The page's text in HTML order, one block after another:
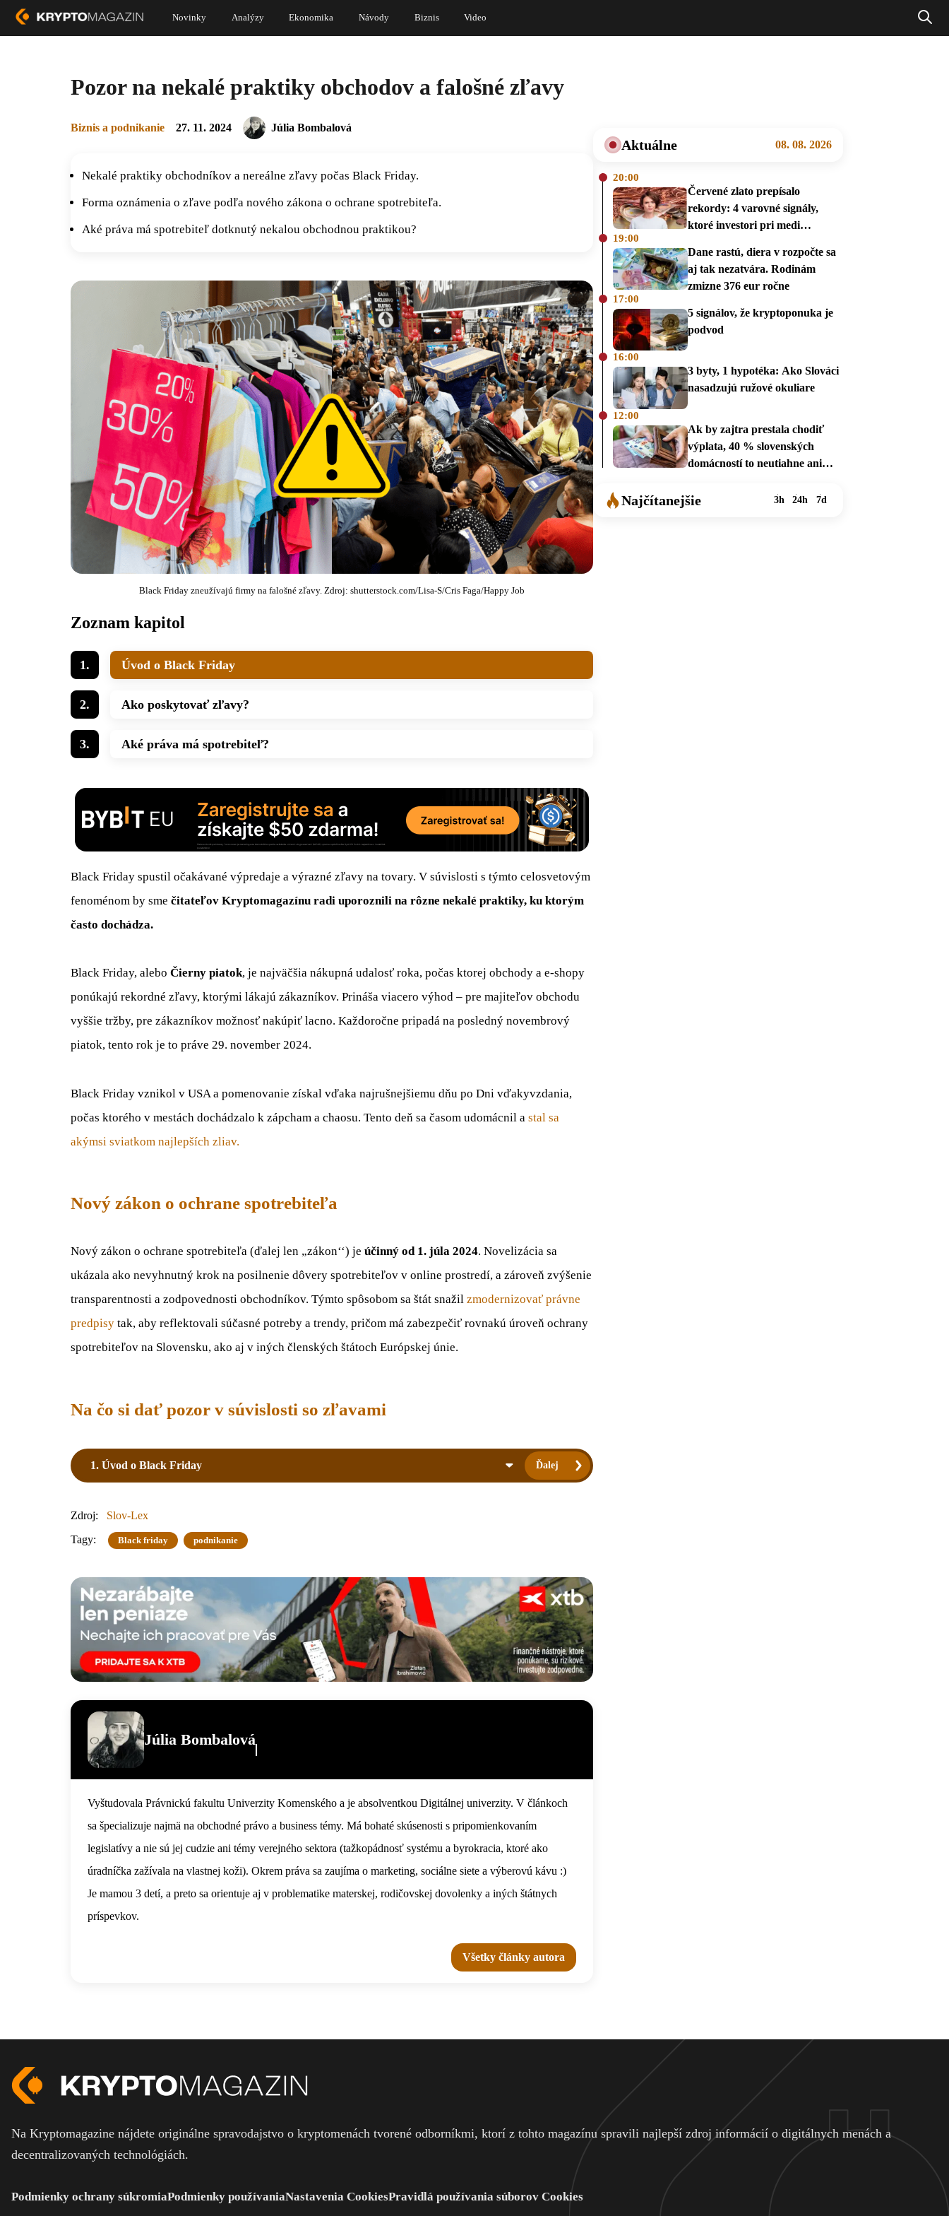
Novinky Analýzy Ekonomika Návody Biznis Video
Pozor na nekalé praktiky obchodov a falošné zľavy
Biznis a podnikanie 27. 11. 2024 Júlia Bombalová
Nekalé praktiky obchodníkov a nereálne zľavy počas Black Friday.
Forma oznámenia o zľave podľa nového zákona o ochrane spotrebiteľa.
Aké práva má spotrebiteľ dotknutý nekalou obchodnou praktikou?
Black Friday zneužívajú firmy na falošné zľavy. Zdroj: shutterstock.com/Lisa-S/Cris Faga/Happy Job
Zoznam kapitol
Úvod o Black Friday
Ako poskytovať zľavy?
Aké práva má spotrebiteľ?
Black Friday spustil očakávané výpredaje a výrazné zľavy na tovary. V súvislosti s týmto celosvetovým
fenoménom by sme čitateľov Kryptomagazínu radi uporoznili na rôzne nekalé praktiky, ku ktorým
často dochádza.
Black Friday, alebo Čierny piatok, je najväčšia nákupná udalosť roka, počas ktorej obchody a e-shopy
ponúkajú rekordné zľavy, ktorými lákajú zákazníkov. Prináša viacero výhod – pre majiteľov obchodu
vyššie tržby, pre zákazníkov možnosť nakúpiť lacno. Každoročne pripadá na posledný novembrový
piatok, tento rok je to práve 29. november 2024.
Black Friday vznikol v USA a pomenovanie získal vďaka najrušnejšiemu dňu po Dni vďakyvzdania,
počas ktorého v mestách dochádzalo k zápcham a chaosu. Tento deň sa časom udomácnil a stal sa
akýmsi sviatkom najlepších zliav.
Nový zákon o ochrane spotrebiteľa
Nový zákon o ochrane spotrebiteľa (ďalej len „zákon‘‘) je účinný od 1. júla 2024. Novelizácia sa
ukázala ako nevyhnutný krok na posilnenie dôvery spotrebiteľov v online prostredí, a zároveň zvýšenie
transparentnosti a zodpovednosti obchodníkov. Týmto spôsobom sa štát snažil zmodernizovať právne
predpisy tak, aby reflektovali súčasné potreby a trendy, pričom má zabezpečiť rovnakú úroveň ochrany
spotrebiteľov na Slovensku, ako aj v iných členských štátoch Európskej únie.
Na čo si dať pozor v súvislosti so zľavami
1. Úvod o Black Friday Ďalej
Zdroj:
Slov-Lex
Tagy:
Black friday podnikanie
Júlia Bombalová
Vyštudovala Právnickú fakultu Univerzity Komenského a je absolventkou Digitálnej univerzity. V článkoch
sa špecializuje najmä na obchodné právo a business témy. Má bohaté skúsenosti s pripomienkovaním
legislatívy a nie sú jej cudzie ani témy verejného sektora (tažkopádnosť systému a byrokracia, ktoré ako
úradníčka zažívala na vlastnej koži). Okrem práva sa zaujíma o marketing, sociálne siete a výberovú kávu :)
Je mamou 3 detí, a preto sa orientuje aj v problematike materskej, rodičovskej dovolenky a iných štátnych
príspevkov.
Všetky články autora
Aktuálne 08. 08. 2026
20:00
Červené zlato prepísalo
rekordy: 4 varovné signály,
ktoré investori pri medi
19:00
Dane rastú, diera v rozpočte sa
aj tak nezatvára. Rodinám
zmizne 376 eur ročne
17:00
5 signálov, že kryptoponuka je
podvod
16:00
3 byty, 1 hypotéka: Ako Slováci
nasadzujú ružové okuliare
12:00
Ak by zajtra prestala chodiť
výplata, 40 % slovenských
domácností to neutiahne ani
Najčítanejšie 3h 24h 7d
Na Kryptomagazine nájdete originálne spravodajstvo o kryptomenách tvorené odborníkmi, ktorí z tohto magazínu spravili najlepší zdroj informácií o digitálnych menách a
decentralizovaných technológiách.
Podmienky ochrany súkromiaPodmienky používaniaNastavenia CookiesPravidlá používania súborov Cookies